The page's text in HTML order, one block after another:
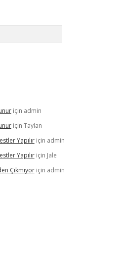
için admin
için Taylan
Yapılıriçin admin
Yapılıriçin Jale
Çıkmıyoriçin admin